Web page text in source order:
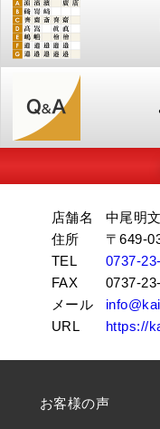
店舗名
中尾明
住所
〒649-
TEL
0737-
FAX
0737-
メール
URL
https://
お客様の声